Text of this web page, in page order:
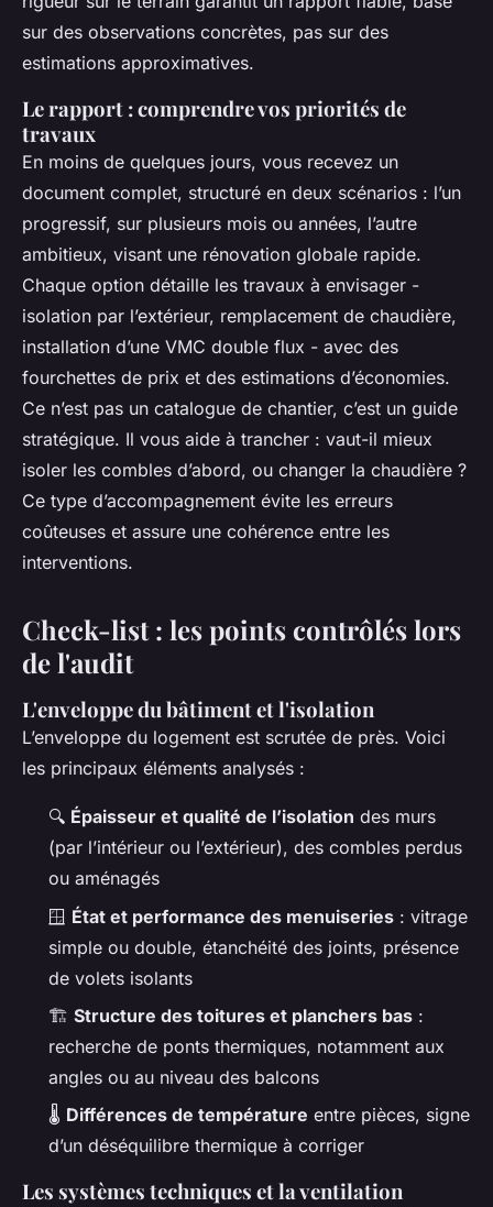
sur des observations concrètes, pas sur des
estimations approximatives.
Le rapport : comprendre vos priorités de
travaux
En moins de quelques jours, vous recevez un
document complet, structuré en deux scénarios : l’un
progressif, sur plusieurs mois ou années, l’autre
ambitieux, visant une rénovation globale rapide.
Chaque option détaille les travaux à envisager -
isolation par l’extérieur, remplacement de chaudière,
installation d’une VMC double flux - avec des
fourchettes de prix et des estimations d’économies.
Ce n’est pas un catalogue de chantier, c’est un guide
stratégique. Il vous aide à trancher : vaut-il mieux
isoler les combles d’abord, ou changer la chaudière ?
Ce type d’accompagnement évite les erreurs
coûteuses et assure une cohérence entre les
interventions.
Check-list : les points contrôlés lors
de l'audit
L'enveloppe du bâtiment et l'isolation
L’enveloppe du logement est scrutée de près. Voici
les principaux éléments analysés :
🔍 Épaisseur et qualité de l’isolation des murs
(par l’intérieur ou l’extérieur), des combles perdus
ou aménagés
🪟 État et performance des menuiseries : vitrage
simple ou double, étanchéité des joints, présence
de volets isolants
🏗️ Structure des toitures et planchers bas :
recherche de ponts thermiques, notamment aux
angles ou au niveau des balcons
🌡️ Différences de température entre pièces, signe
d’un déséquilibre thermique à corriger
Les systèmes techniques et la ventilation